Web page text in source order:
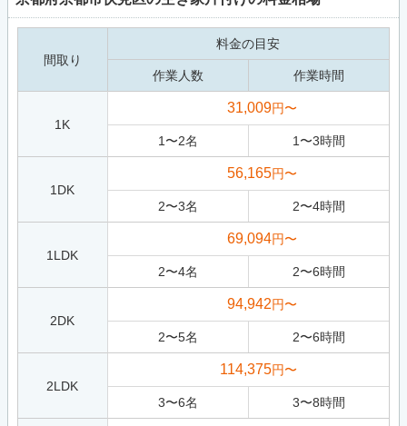
間取り
料金の目安
作業人数 作業時間
1K
31,009円〜
1〜2名 1〜3時間
1DK
56,165円〜
2〜3名 2〜4時間
1LDK
69,094円〜
2〜4名 2〜6時間
2DK
94,942円〜
2〜5名 2〜6時間
2LDK
114,375円〜
3〜6名 3〜8時間